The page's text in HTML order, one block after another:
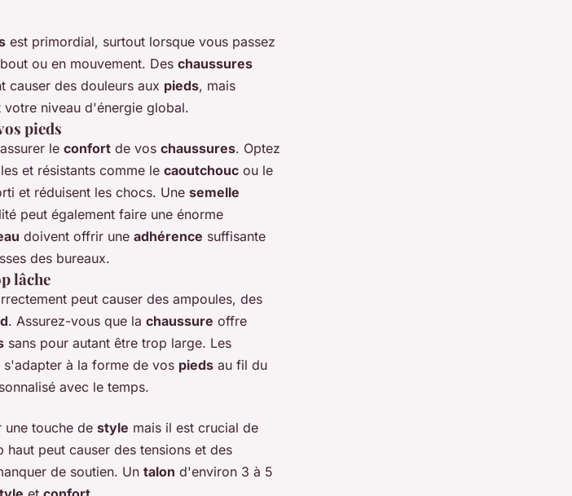
est primordial, surtout lorsque vous passez
ou en mouvement. Des chaussures
causer des douleurs aux pieds, mais
votre niveau d'énergie global.
pieds
le confort de vos chaussures. Optez
et résistants comme le caoutchouc ou le
et réduisent les chocs. Une semelle
peut également faire une énorme
doivent offrir une adhérence suffisante
des bureaux.
lâche
peut causer des ampoules, des
. Assurez-vous que la chaussure offre
sans pour autant être trop large. Les
à la forme de vos pieds au fil du
avec le temps.
une touche de style mais il est crucial de
haut peut causer des tensions et des
de soutien. Un talon d'environ 3 à 5